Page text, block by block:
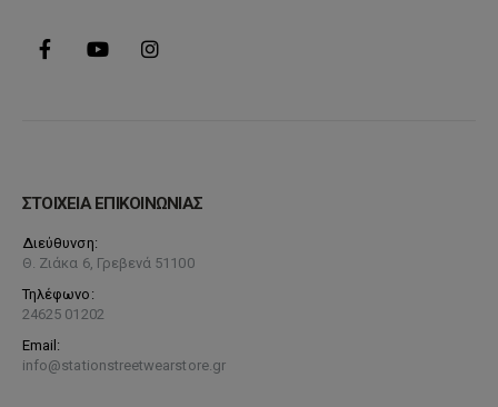
ΣΤΟΙΧΕΙΑ ΕΠΙΚΟΙΝΩΝΙΑΣ
Διεύθυνση:
Θ. Ζιάκα 6, Γρεβενά 51100
Τηλέφωνο:
24625 01202
Email:
info@stationstreetwearstore.gr